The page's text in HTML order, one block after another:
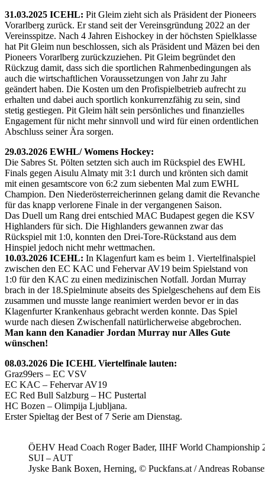
31.03.2025 ICEHL: Pit Gleim zieht sich als Präsident der Pioneers
Vorarlberg zurück. Er stand seit der Vereinsgründung 2022 an der
Vereinsspitze. Nach 4 Jahren Eishockey in der höchsten Spielklasse
hat Pit Gleim nun beschlossen, sich als Präsident und Mäzen bei den
Pioneers Vorarlberg zurückzuziehen. Pit Gleim begründet den
Rückzug damit, dass sich die sportlichen Rahmenbedingungen als
auch die wirtschaftlichen Voraussetzungen von Jahr zu Jahr
geändert haben. Die Kosten um den Profispielbetrieb aufrecht zu
erhalten und dabei auch sportlich konkurrenzfähig zu sein, sind
stetig gestiegen. Pit Gleim hält sein persönliches und finanzielles
Engagement für nicht mehr sinnvoll und wird für einen ordentlichen
Abschluss seiner Ära sorgen.
29.03.2026 EWHL/ Womens Hockey:
Die Sabres St. Pölten setzten sich auch im Rückspiel des EWHL
Finals gegen Aisulu Almaty mit 3:1 durch und krönten sich damit
mit einen gesamtscore von 6:2 zum siebenten Mal zum EWHL
Champion. Den Niederösterreicherinnen gelang damit die Revanche
für das knapp verlorene Finale in der vergangenen Saison.
Das Duell um Rang drei entschied MAC Budapest gegen die KSV
Highlanders für sich. Die Highlanders gewannen zwar das
Rückspiel mit 1:0, konnten den Drei-Tore-Rückstand aus dem
Hinspiel jedoch nicht mehr wettmachen.
10.03.2026 ICEHL: In Klagenfurt kam es beim 1. Viertelfinalspiel
zwischen den EC KAC und Fehervar AV19 beim Spielstand von
1:0 für den KAC zu einen medizinischen Notfall. Jordan Murray
brach in der 18.Spielminute abseits des Spielgeschehens auf dem Eis
zusammen und musste lange reanimiert werden bevor er in das
Klagenfurter Krankenhaus gebracht werden konnte. Das Spiel
wurde nach diesen Zwischenfall natürlicherweise abgebrochen.
Man kann den Kanadier Jordan Murray nur Alles Gute
wünschen!
08.03.2026 Die ICEHL Viertelfinale lauten:
Graz99ers – EC VSV
EC KAC – Fehervar AV19
EC Red Bull Salzburg – HC Pustertal
HC Bozen – Olimpija Ljubljana.
Erster Spieltag der Best of 7 Serie am Dienstag.
ÖEHV Head Coach Roger Bader, IIHF World Championship
SUI – AUT
Jyske Bank Boxen, Herning, © Puckfans.at / Andreas